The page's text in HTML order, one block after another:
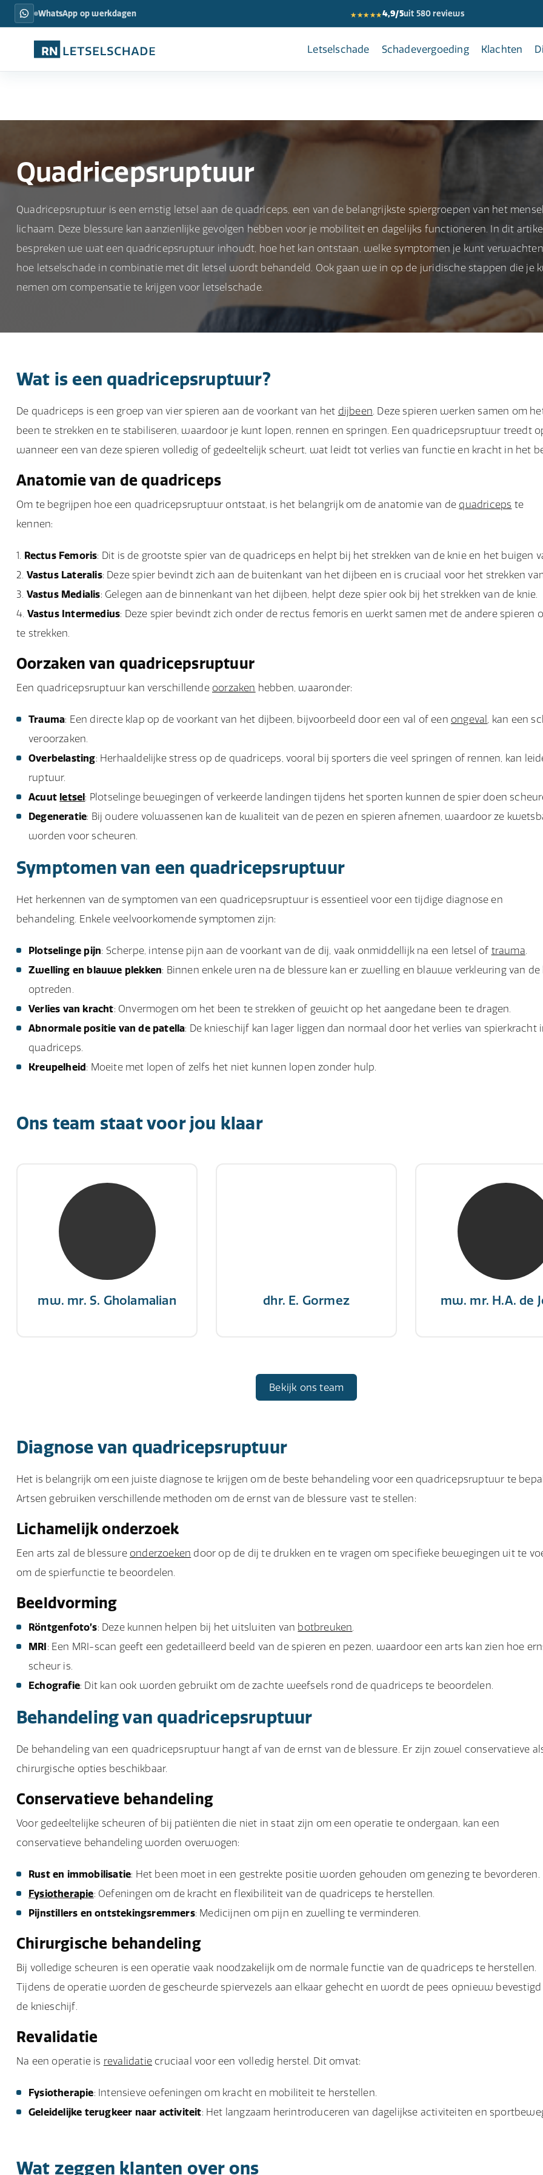
WhatsApp op werkdagen ★★★★★4,9/5uit 580 reviews
Letselschade Schadevergoeding Klachten
Quadricepsruptuur
Quadricepsruptuur is een ernstig letsel aan de quadriceps, een van de belangrijkste spiergroepen van het
lichaam. Deze blessure kan aanzienlijke gevolgen hebben voor je mobiliteit en dagelijks functioneren. In dit
bespreken we wat een quadricepsruptuur inhoudt, hoe het kan ontstaan, welke symptomen je kunt
hoe letselschade in combinatie met dit letsel wordt behandeld. Ook gaan we in op de juridische stappen die je
nemen om compensatie te krijgen voor letselschade.
Wat is een quadricepsruptuur?
De quadriceps is een groep van vier spieren aan de voorkant van het dijbeen. Deze spieren werken samen om
been te strekken en te stabiliseren, waardoor je kunt lopen, rennen en springen. Een quadricepsruptuur treedt
wanneer een van deze spieren volledig of gedeeltelijk scheurt, wat leidt tot verlies van functie en kracht in het
Anatomie van de quadriceps
Om te begrijpen hoe een quadricepsruptuur ontstaat, is het belangrijk om de anatomie van de quadriceps te
kennen:
Rectus Femoris: Dit is de grootste spier van de quadriceps en helpt bij het strekken van de knie en het buigen
Vastus Lateralis: Deze spier bevindt zich aan de buitenkant van het dijbeen en is cruciaal voor het strekken
Vastus Medialis: Gelegen aan de binnenkant van het dijbeen, helpt deze spier ook bij het strekken van de knie.
Vastus Intermedius: Deze spier bevindt zich onder de rectus femoris en werkt samen met de andere spieren
te strekken.
Oorzaken van quadricepsruptuur
Een quadricepsruptuur kan verschillende oorzaken hebben, waaronder:
Trauma: Een directe klap op de voorkant van het dijbeen, bijvoorbeeld door een val of een ongeval , kan een
veroorzaken.
Overbelasting: Herhaaldelijke stress op de quadriceps, vooral bij sporters die veel springen of rennen, kan
ruptuur.
Acuut letsel: Plotselinge bewegingen of verkeerde landingen tijdens het sporten kunnen de spier doen
Degeneratie: Bij oudere volwassenen kan de kwaliteit van de pezen en spieren afnemen, waardoor ze
worden voor scheuren.
Symptomen van een quadricepsruptuur
Het herkennen van de symptomen van een quadricepsruptuur is essentieel voor een tijdige diagnose en
behandeling. Enkele veelvoorkomende symptomen zijn:
Plotselinge pijn: Scherpe, intense pijn aan de voorkant van de dij, vaak onmiddellijk na een letsel of trauma.
Zwelling en blauwe plekken: Binnen enkele uren na de blessure kan er zwelling en blauwe verkleuring van de
optreden.
Verlies van kracht: Onvermogen om het been te strekken of gewicht op het aangedane been te dragen.
Abnormale positie van de patella: De knieschijf kan lager liggen dan normaal door het verlies van spierkracht
quadriceps.
Kreupelheid: Moeite met lopen of zelfs het niet kunnen lopen zonder hulp.
Ons team staat voor jou klaar
mw. mr. S. Gholamalian
mw. mr. S. Gholamalian
NIVRE Register-Expert
“Als je de richting van de wind
niet kunt veranderen, verander
dan de stand van je zeilen.”
dhr. E. Gormez mw. mr. H.A. de
mw. mr. H.A. de
NIVRE Register-
"There is no elevator to
you need to take the
Bekijk ons team
Diagnose van quadricepsruptuur
Het is belangrijk om een juiste diagnose te krijgen om de beste behandeling voor een quadricepsruptuur te
Artsen gebruiken verschillende methoden om de ernst van de blessure vast te stellen:
Lichamelijk onderzoek
Een arts zal de blessure onderzoeken door op de dij te drukken en te vragen om specifieke bewegingen uit te
om de spierfunctie te beoordelen.
Beeldvorming
Röntgenfoto’s: Deze kunnen helpen bij het uitsluiten van botbreuken.
MRI: Een MRI-scan geeft een gedetailleerd beeld van de spieren en pezen, waardoor een arts kan zien hoe
scheur is.
Echografie: Dit kan ook worden gebruikt om de zachte weefsels rond de quadriceps te beoordelen.
Behandeling van quadricepsruptuur
De behandeling van een quadricepsruptuur hangt af van de ernst van de blessure. Er zijn zowel conservatieve
chirurgische opties beschikbaar.
Conservatieve behandeling
Voor gedeeltelijke scheuren of bij patiënten die niet in staat zijn om een operatie te ondergaan, kan een
conservatieve behandeling worden overwogen:
Rust en immobilisatie: Het been moet in een gestrekte positie worden gehouden om genezing te bevorderen.
Fysiotherapie: Oefeningen om de kracht en flexibiliteit van de quadriceps te herstellen.
Pijnstillers en ontstekingsremmers: Medicijnen om pijn en zwelling te verminderen.
Chirurgische behandeling
Bij volledige scheuren is een operatie vaak noodzakelijk om de normale functie van de quadriceps te herstellen.
Tijdens de operatie worden de gescheurde spiervezels aan elkaar gehecht en wordt de pees opnieuw bevestigd
de knieschijf.
Revalidatie
Na een operatie is revalidatie cruciaal voor een volledig herstel. Dit omvat:
Fysiotherapie: Intensieve oefeningen om kracht en mobiliteit te herstellen.
Geleidelijke terugkeer naar activiteit: Het langzaam herintroduceren van dagelijkse activiteiten en
Wat zeggen klanten over ons